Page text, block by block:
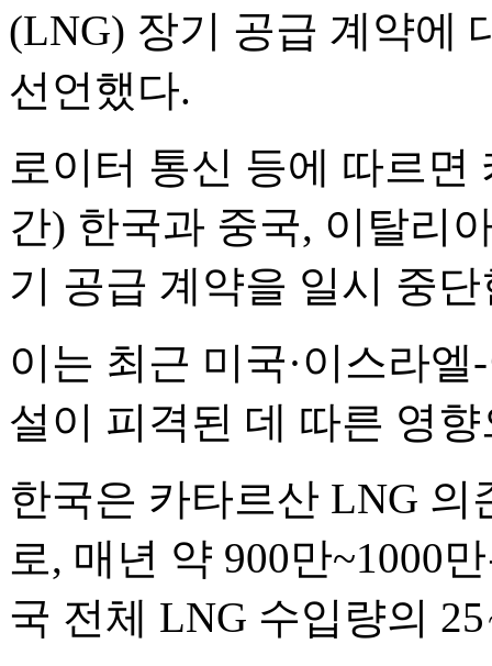
(LNG) 장기 공급 계약에
선언했다.
로이터 통신 등에 따르면
간) 한국과 중국, 이탈리
기 공급 계약을 일시 중
이는 최근 미국·이스라
설이 피격된 데 따른 영
한국은 카타르산 LNG
로, 매년 약 900만~1000
국 전체 LNG 수입량의